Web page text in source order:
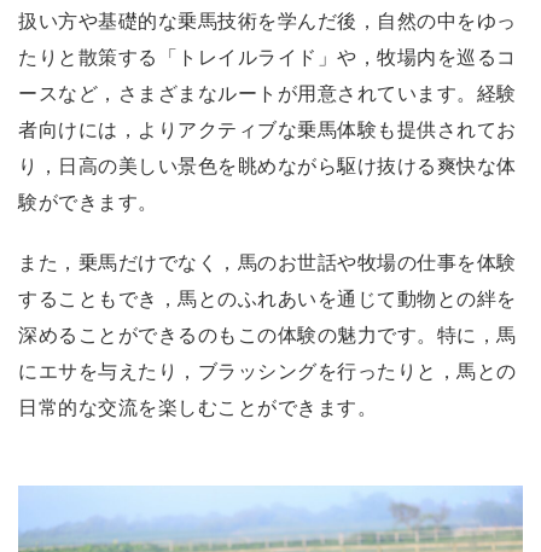
扱い方や基礎的な乗馬技術を学んだ後，自然の中をゆっ
たりと散策する「トレイルライド」や，牧場内を巡るコ
ースなど，さまざまなルートが用意されています。経験
者向けには，よりアクティブな乗馬体験も提供されてお
り，日高の美しい景色を眺めながら駆け抜ける爽快な体
験ができます。
また，乗馬だけでなく，馬のお世話や牧場の仕事を体験
することもでき，馬とのふれあいを通じて動物との絆を
深めることができるのもこの体験の魅力です。特に，馬
にエサを与えたり，ブラッシングを行ったりと，馬との
日常的な交流を楽しむことができます。